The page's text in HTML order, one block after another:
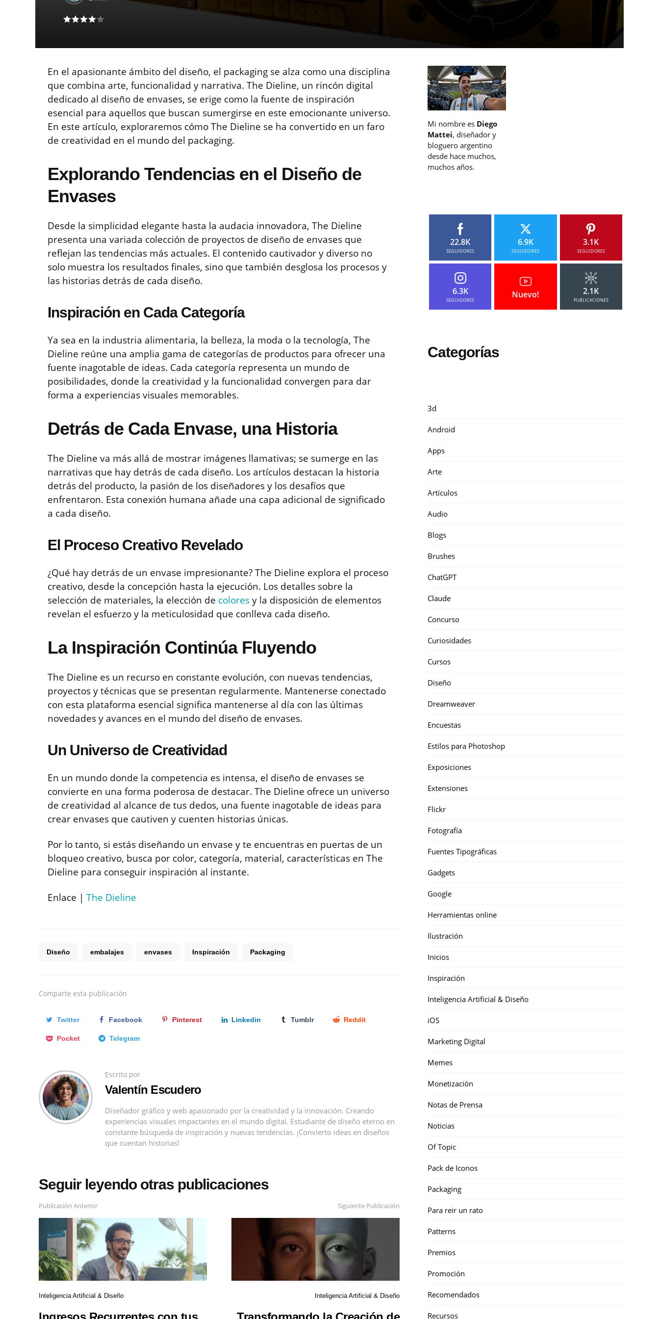
En el apasionante ámbito del diseño, el packaging se alza como una disciplina
que combina arte, funcionalidad y narrativa. The Dieline, un rincón digital
dedicado al diseño de envases, se erige como la fuente de inspiración
esencial para aquellos que buscan sumergirse en este emocionante universo.
En este artículo, exploraremos cómo The Dieline se ha convertido en un faro
de creatividad en el mundo del packaging.
Explorando Tendencias en el Diseño de
Envases
Desde la simplicidad elegante hasta la audacia innovadora, The Dieline
presenta una variada colección de proyectos de diseño de envases que
reflejan las tendencias más actuales. El contenido cautivador y diverso no
solo muestra los resultados finales, sino que también desglosa los procesos y
las historias detrás de cada diseño.
Inspiración en Cada Categoría
Ya sea en la industria alimentaria, la belleza, la moda o la tecnología, The
Dieline reúne una amplia gama de categorías de productos para ofrecer una
fuente inagotable de ideas. Cada categoría representa un mundo de
posibilidades, donde la creatividad y la funcionalidad convergen para dar
forma a experiencias visuales memorables.
Detrás de Cada Envase, una Historia
The Dieline va más allá de mostrar imágenes llamativas; se sumerge en las
narrativas que hay detrás de cada diseño. Los artículos destacan la historia
detrás del producto, la pasión de los diseñadores y los desafíos que
enfrentaron. Esta conexión humana añade una capa adicional de significado
a cada diseño.
El Proceso Creativo Revelado
¿Qué hay detrás de un envase impresionante? The Dieline explora el proceso
creativo, desde la concepción hasta la ejecución. Los detalles sobre la
selección de materiales, la elección de coloresy la disposición de elementos
revelan el esfuerzo y la meticulosidad que conlleva cada diseño.
La Inspiración Continúa Fluyendo
The Dieline es un recurso en constante evolución, con nuevas tendencias,
proyectos y técnicas que se presentan regularmente. Mantenerse conectado
con esta plataforma esencial significa mantenerse al día con las últimas
novedades y avances en el mundo del diseño de envases.
Un Universo de Creatividad
En un mundo donde la competencia es intensa, el diseño de envases se
convierte en una forma poderosa de destacar. The Dieline ofrece un universo
de creatividad al alcance de tus dedos, una fuente inagotable de ideas para
crear envases que cautiven y cuenten historias únicas.
Por lo tanto, si estás diseñando un envase y te encuentras en puertas de un
bloqueo creativo, busca por color, categoría, material, características en The
Dieline para conseguir inspiración al instante.
Enlace | The Dieline
Diseño embalajes envases Inspiración Packaging
Comparte esta publicación
Twitter Facebook Pinterest Linkedin Tumblr Reddit
Pocket Telegram
Escrito por
Valentín Escudero
Diseñador gráfico y web apasionado por la creatividad y la innovación. Creando
experiencias visuales impactantes en el mundo digital. Estudiante de diseño eterno en
constante búsqueda de inspiración y nuevas tendencias. ¡Convierto ideas en diseños
que cuentan historias!
Seguir leyendo otras publicaciones
Publicación Anterior
Inteligencia Artificial & Diseño
Siguiente Publicación
Inteligencia Artificial & Diseño
Mi nombre es Diego
Mattei, diseñador y
bloguero argentino
desde hace muchos,
muchos años.
22.8K
SEGUIDORES
6.9K
SEGUIDORES
3.1K
SEGUIDORES
6.3K
SEGUIDORES
Nuevo! 2.1K
PUBLICACIONES
Categorías
3d
Android
Apps
Arte
Artículos
Audio
Blogs
Brushes
ChatGPT
Claude
Concurso
Curiosidades
Cursos
Diseño
Dreamweaver
Encuestas
Estilos para Photoshop
Exposiciones
Extensiones
Flickr
Fotografía
Fuentes Tipográficas
Gadgets
Google
Herramientas online
Ilustración
Inicios
Inspiración
Inteligencia Artificial & Diseño
iOS
Marketing Digital
Memes
Monetización
Notas de Prensa
Noticias
Of Topic
Pack de Iconos
Packaging
Para reir un rato
Patterns
Premios
Promoción
Recomendados
Recursos